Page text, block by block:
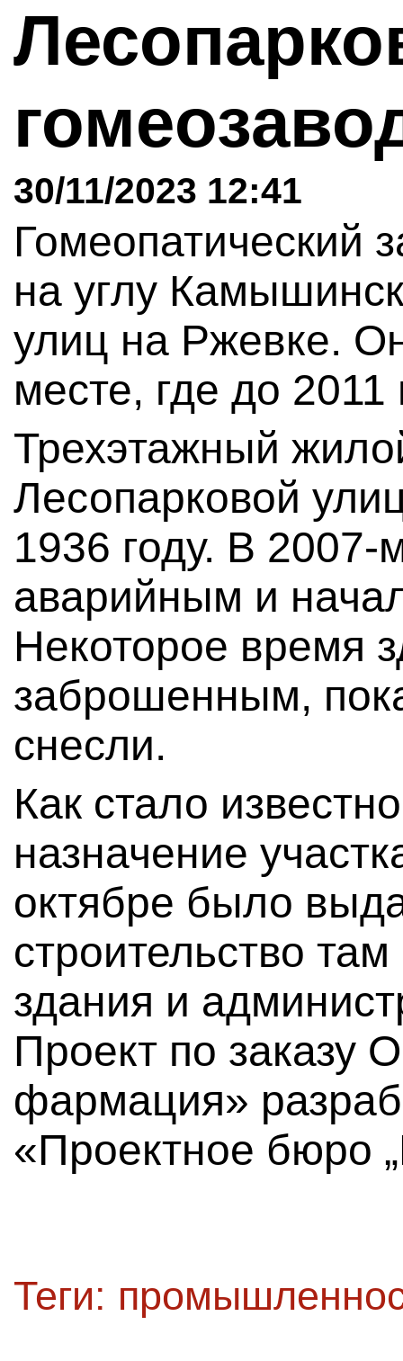
30/11/2023 12:41
Гомеопатический
на углу
улиц на Ржевке.
месте, где до
Трехэтажный
Лесопарковой
1936 году. В 2007-
аварийным и
Некоторое время
заброшенным,
снесли.
Как стало
назначение
октябре было
строительство
здания и
Проект по заказу
фармация»
«Проектное бюро
Теги: